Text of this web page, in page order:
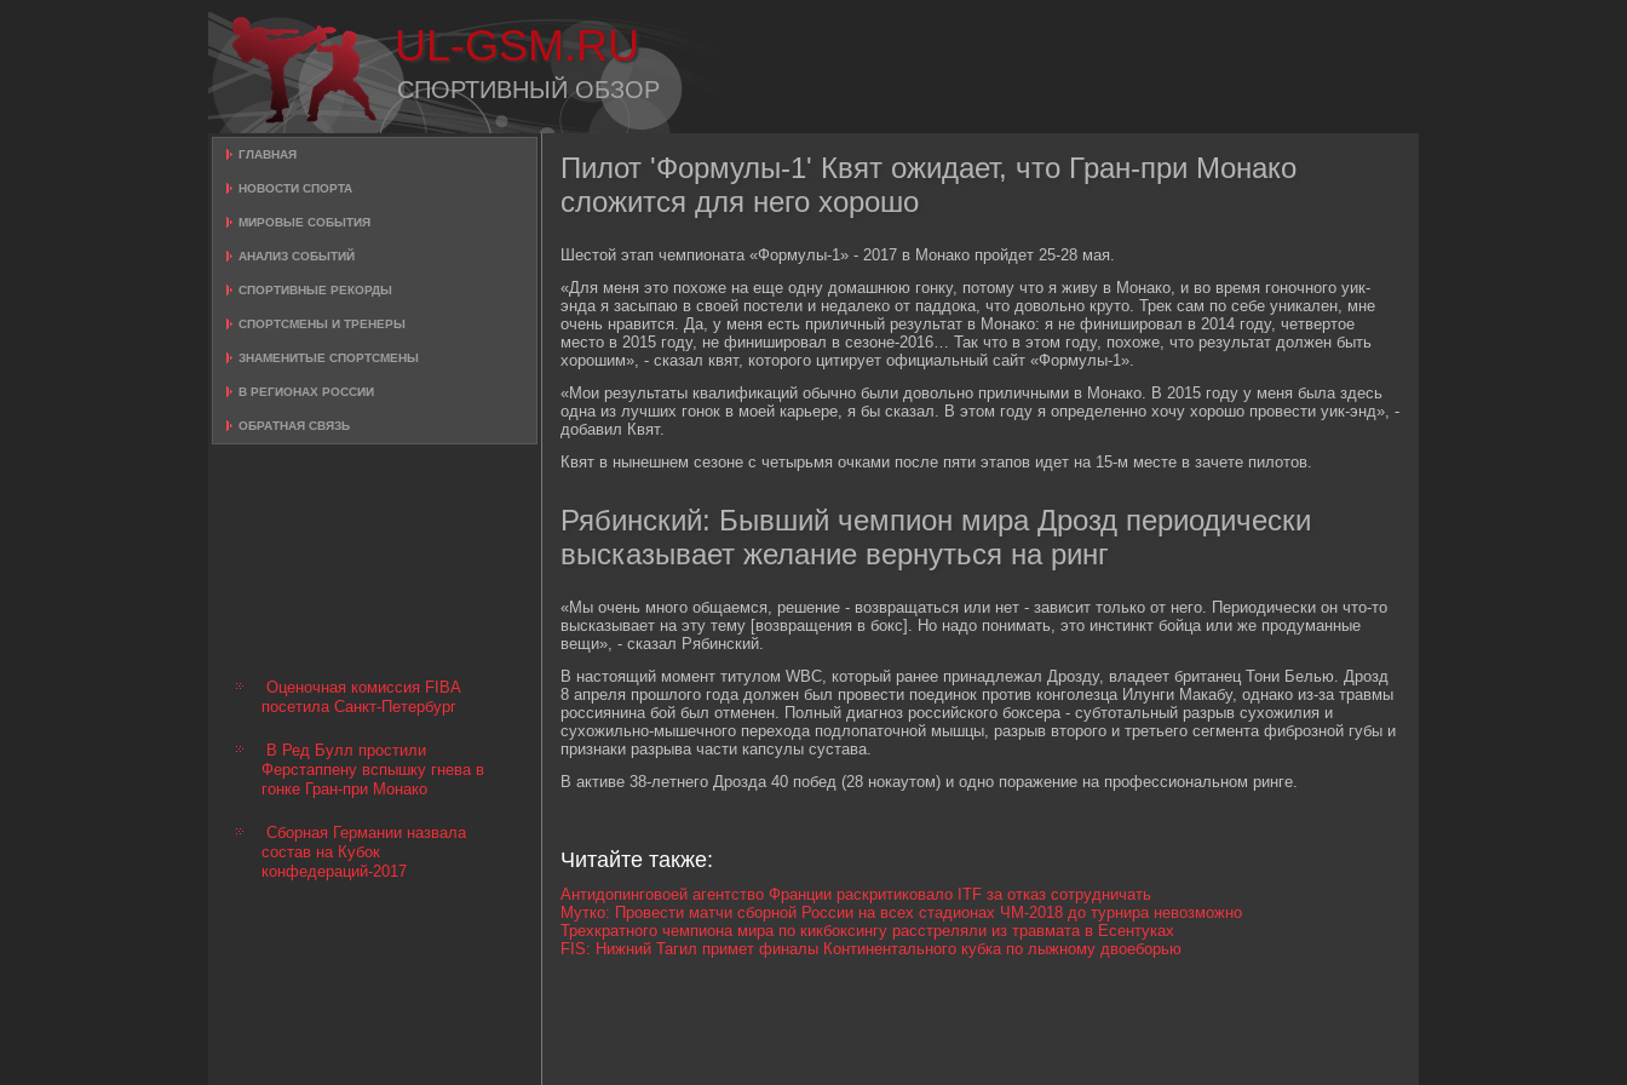
UL-GSM.RU
СПОРТИВНЫЙ ОБЗОР
ГЛАВНАЯ
НОВОСТИ СПОРТА
МИРОВЫЕ СОБЫТИЯ
АНАЛИЗ СОБЫТИЙ
СПОРТИВНЫЕ РЕКОРДЫ
СПОРТСМЕНЫ И ТРЕНЕРЫ
ЗНАМЕНИТЫЕ СПОРТСМЕНЫ
В РЕГИОНАХ РОССИИ
ОБРАТНАЯ СВЯЗЬ
Оценочная комиссия FIBA
посетила Санкт-Петербург
В Ред Булл простили
Ферстаппену вспышку гнева в
гонке Гран-при Монако
Сборная Германии назвала
состав на Кубок
конфедераций-2017
Пилот 'Формулы-1' Квят ожидает, что Гран-при Монако
сложится для него хорошо
Шестой этап чемпионата «Формулы-1» - 2017 в Монако пройдет 25-28 мая.
«Для меня это похоже на еще одну домашнюю гонку, потому что я живу в Монако, и во время гоночного уик-
энда я засыпаю в своей постели и недалеко от паддока, что довольно круто. Трек сам по себе уникален, мне
очень нравится. Да, у меня есть приличный результат в Монако: я не финишировал в 2014 году, четвертое
место в 2015 году, не финишировал в сезоне-2016… Так что в этом году, похоже, что результат должен быть
хорошим», - сказал квят, которого цитирует официальный сайт «Формулы-1».
«Мои результаты квалификаций обычно были довольно приличными в Монако. В 2015 году у меня была здесь
одна из лучших гонок в моей карьере, я бы сказал. В этом году я определенно хочу хорошо провести уик-энд», -
добавил Квят.
Квят в нынешнем сезоне с четырьмя очками после пяти этапов идет на 15-м месте в зачете пилотов.
Рябинский: Бывший чемпион мира Дрозд периодически
высказывает желание вернуться на ринг
«Мы очень много общаемся, решение - возвращаться или нет - зависит только от него. Периодически он что-то
высказывает на эту тему [возвращения в бокс]. Но надо понимать, это инстинкт бойца или же продуманные
вещи», - сказал Рябинский.
В настоящий момент титулом WBC, который ранее принадлежал Дрозду, владеет британец Тони Белью. Дрозд
8 апреля прошлого года должен был провести поединок против конголезца Илунги Макабу, однако из-за травмы
россиянина бой был отменен. Полный диагноз российского боксера - субтотальный разрыв сухожилия и
сухожильно-мышечного перехода подлопаточной мышцы, разрыв второго и третьего сегмента фиброзной губы и
признаки разрыва части капсулы сустава.
В активе 38-летнего Дрозда 40 побед (28 нокаутом) и одно поражение на профессиональном ринге.
Читайте также:
Антидопинговоей агентство Франции раскритиковало ITF за отказ сотрудничать
Мутко: Провести матчи сборной России на всех стадионах ЧМ-2018 до турнира невозможно
Трехкратного чемпиона мира по кикбоксингу расстреляли из травмата в Есентуках
FIS: Нижний Тагил примет финалы Континентального кубка по лыжному двоеборью